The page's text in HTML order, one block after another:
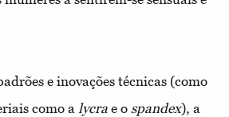
e inovações técnicas (como
como alycra e o spandex), a